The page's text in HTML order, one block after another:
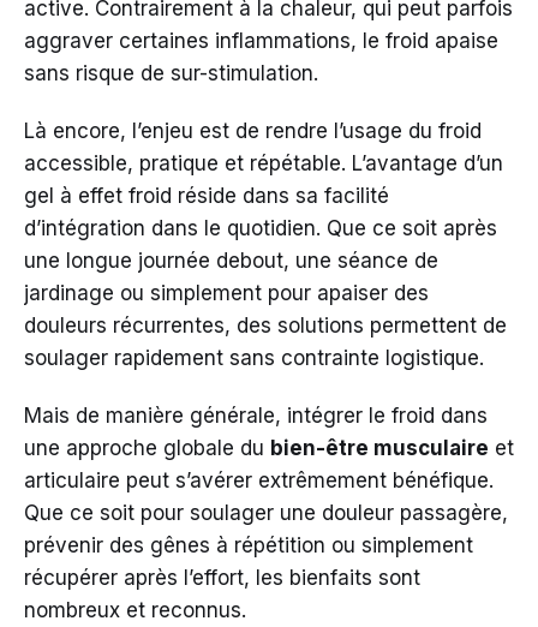
active. Contrairement à la chaleur, qui peut parfois
aggraver certaines inflammations, le froid apaise
sans risque de sur-stimulation.
Là encore, l’enjeu est de rendre l’usage du froid
accessible, pratique et répétable. L’avantage d’un
gel à effet froid réside dans sa facilité
d’intégration dans le quotidien. Que ce soit après
une longue journée debout, une séance de
jardinage ou simplement pour apaiser des
douleurs récurrentes, des solutions permettent de
soulager rapidement sans contrainte logistique.
Mais de manière générale, intégrer le froid dans
une approche globale du bien-être musculaire et
articulaire peut s’avérer extrêmement bénéfique.
Que ce soit pour soulager une douleur passagère,
prévenir des gênes à répétition ou simplement
récupérer après l’effort, les bienfaits sont
nombreux et reconnus.